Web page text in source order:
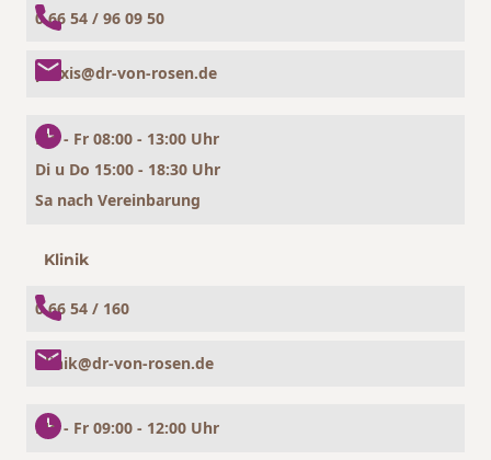
0 66 54 / 96 09 50
praxis@dr-von-rosen.de
Mo - Fr 08:00 - 13:00 Uhr
Di u Do 15:00 - 18:30 Uhr
Sa nach Vereinbarung
Klinik
0 66 54 / 160
klinik@dr-von-rosen.de
Mo - Fr 09:00 - 12:00 Uhr